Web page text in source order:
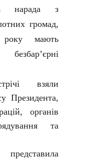
нарада з
громад,
мають
взяли
Президента,
органів
та